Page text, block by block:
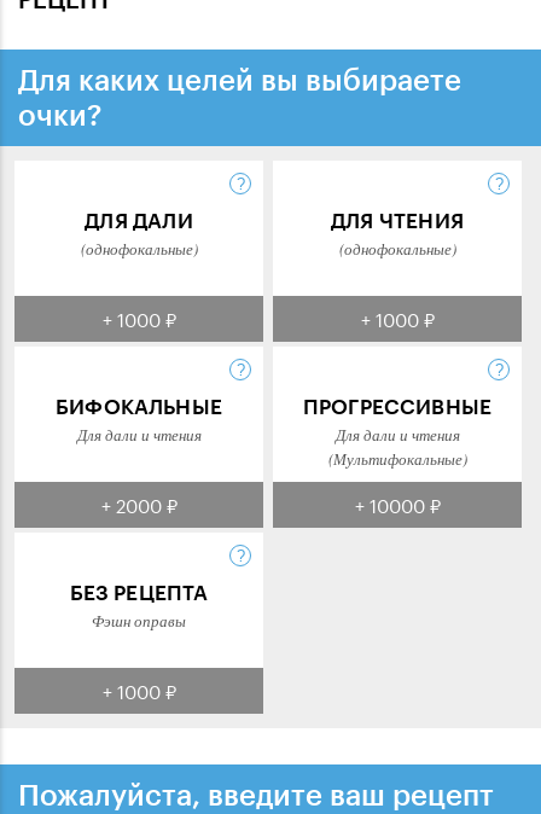
Для каких целей вы выбираете
очки?
ДЛЯ ДАЛИ
(однофокальные)
+ 1000 ₽
ДЛЯ ЧТЕНИЯ
(однофокальные)
+ 1000 ₽
БИФОКАЛЬНЫЕ
Для дали и чтения
+ 2000 ₽
ПРОГРЕССИВНЫЕ
Для дали и чтения
(Мультифокальные)
+ 10000 ₽
БЕЗ РЕЦЕПТА
Фэшн оправы
+ 1000 ₽
Пожалуйста, введите ваш рецепт